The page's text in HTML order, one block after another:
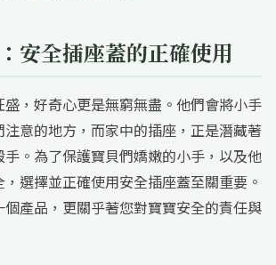
安全插座蓋的正確使用
，好奇心更是無窮無盡。他們會將小手
意的地方，而家中的插座，正是潛藏著
。為了保護寶貝們嬌嫩的小手，以及他
選擇並正確使用安全插座蓋至關重要。
產品，更關乎著您對寶寶安全的責任與